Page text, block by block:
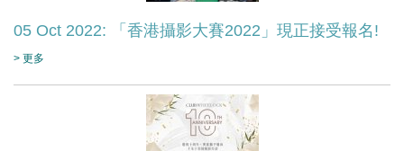
05 Oct 2022: 「香港攝影大賽2022」現正接受報名!
> 更多